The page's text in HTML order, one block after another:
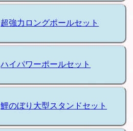
超強力ロングポールセット
ハイパワーポールセット
鯉のぼり大型スタンドセット